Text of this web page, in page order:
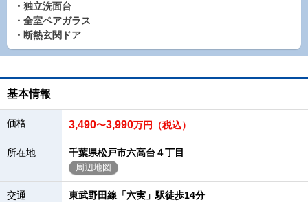
・独立洗面台
・全室ペアガラス
・断熱玄関ドア
基本情報
価格 3,490〜3,990万円（税込）
所在地 千葉県松戸市六高台４丁目
周辺地図
交通
東武野田線「六実」駅徒歩14分